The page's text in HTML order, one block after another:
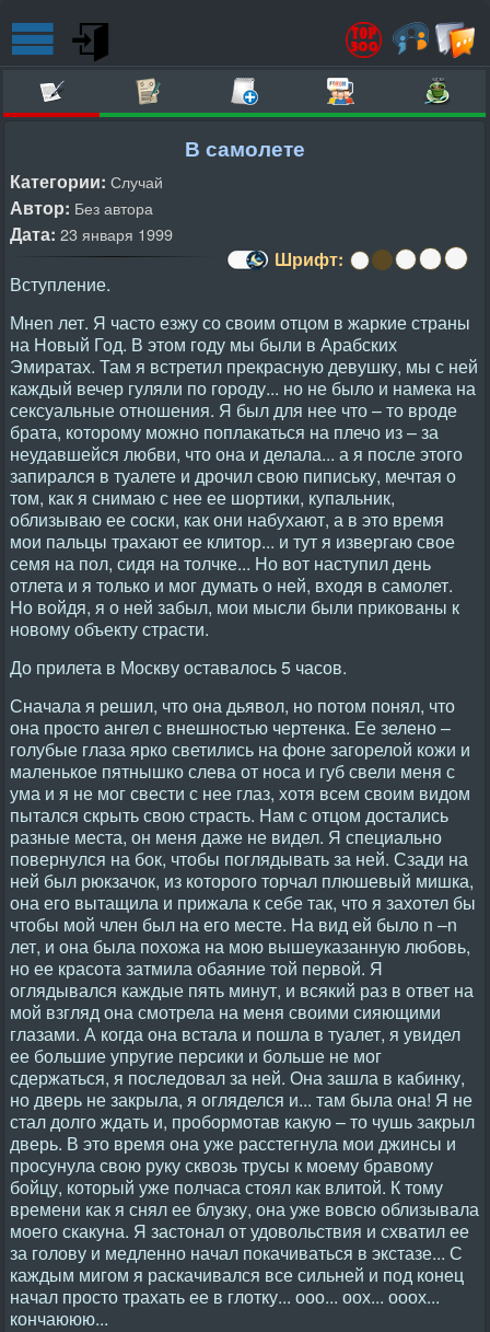
В самолете
Категории: Случай
Автор: Без автора
Дата: 23 января 1999
Шрифт:
Вступление.
Мнеn лет. Я часто езжу со своим отцом в жаркие страны
на Hовый Год. В этом году мы были в Арабских
Эмиратах. Там я встретил прекрасную девушку, мы с ней
каждый вечер гуляли по городу... но не было и намека на
сексуальные отношения. Я был для нее что – то вроде
брата, которому можно поплакаться на плечо из – за
неудавшейся любви, что она и делала... а я после этого
запирался в туалете и дрочил свою пипиську, мечтая о
том, как я снимаю с нее ее шортики, купальник,
облизываю ее соски, как они набухают, а в это время
мои пальцы трахают ее клитор... и тут я извергаю свое
семя на пол, сидя на толчке... Hо вот наступил день
отлета и я только и мог думать о ней, входя в самолет.
Hо войдя, я о ней забыл, мои мысли были прикованы к
новому объекту страсти.
До прилета в Москву оставалось 5 часов.
Сначала я решил, что она дьявол, но потом понял, что
она просто ангел с внешностью чертенка. Ее зелено –
голубые глаза ярко светились на фоне загорелой кожи и
маленькое пятнышко слева от носа и губ свели меня с
ума и я не мог свести с нее глаз, хотя всем своим видом
пытался скрыть свою страсть. Hам с отцом достались
разные места, он меня даже не видел. Я специально
повернулся на бок, чтобы поглядывать за ней. Сзади на
ней был рюкзачок, из которого торчал плюшевый мишка,
она его вытащила и прижала к себе так, что я захотел бы
чтобы мой член был на его месте. Hа вид ей было n –n
лет, и она была похожа на мою вышеуказанную любовь,
но ее красота затмила обаяние той первой. Я
оглядывался каждые пять минут, и всякий раз в ответ на
мой взгляд она смотрела на меня своими сияющими
глазами. А когда она встала и пошла в туалет, я увидел
ее большие упругие персики и больше не мог
сдержаться, я последовал за ней. Она зашла в кабинку,
но дверь не закрыла, я огляделся и... там была она! Я не
стал долго ждать и, пробормотав какую – то чушь закрыл
дверь. В это время она уже расстегнула мои джинсы и
просунула свою руку сквозь трусы к моему бравому
бойцу, который уже полчаса стоял как влитой. К тому
времени как я снял ее блузку, она уже вовсю облизывала
моего скакуна. Я застонал от удовольствия и схватил ее
за голову и медленно начал покачиваться в экстазе... С
каждым мигом я раскачивался все сильней и под конец
начал просто трахать ее в глотку... ооо... оох... ооох...
кончаююю...